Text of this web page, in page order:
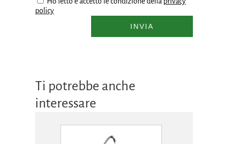
policy
INVIA
Ti potrebbe anche
interessare